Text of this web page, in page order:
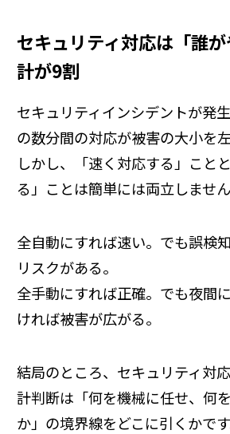
セキュリティ対応は「誰
計が9割
セキュリティインシデントが発
の数分間の対応が被害の大小を左
しかし、「速く対応する」こと
る」ことは簡単には両立しません
全自動にすれば速い。でも誤検
リスクがある。
全手動にすれば正確。でも夜間
ければ被害が広がる。
結局のところ、セキュリティ対
計判断は「何を機械に任せ、何
か」の境界線をどこに引くかです